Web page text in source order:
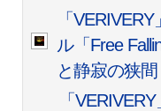
「
ル「Free
と静寂の狭間
「